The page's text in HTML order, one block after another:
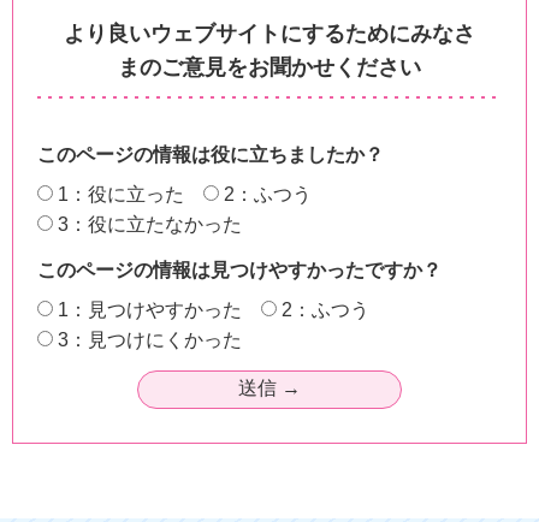
より良いウェブサイトにするためにみなさ
まのご意見をお聞かせください
このページの情報は役に立ちましたか？
1：役に立った
2：ふつう
3：役に立たなかった
このページの情報は見つけやすかったですか？
1：見つけやすかった
2：ふつう
3：見つけにくかった